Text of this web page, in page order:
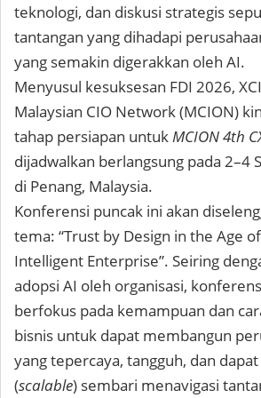
teknologi, dan diskusi strategis
tantangan yang dihadapi
yang semakin digerakkan oleh AI.
Menyusul kesuksesan FDI 2026,
Malaysian CIO Network (MCION)
tahap persiapan untukMCION 4th
dijadwalkan berlangsung pada 2–4
di Penang, Malaysia.
Konferensi puncak ini akan
tema: “Trust by Design in the Age
Intelligent Enterprise”. Seiring
adopsi AI oleh organisasi,
berfokus pada kemampuan dan
bisnis untuk dapat membangun
yang tepercaya, tangguh, dan
(scalable) sembari menavigasi